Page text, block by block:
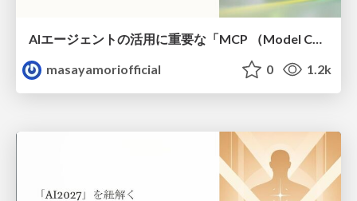
masayamoriofficial
0 1.2k